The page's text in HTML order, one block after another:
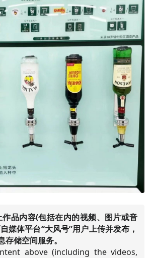
品内容(包括在内的视频、图片或音
媒体平台“大风号”用户上传并发布，
储空间服务。
above (including the videos,